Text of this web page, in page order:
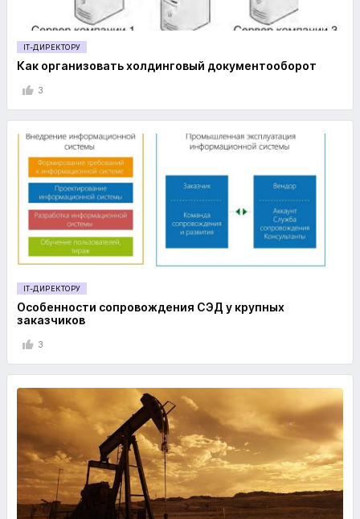
IT-ДИРЕКТОРУ
Как организовать холдинговый документооборот
3
IT-ДИРЕКТОРУ
Особенности сопровождения СЭД у крупных
заказчиков
3